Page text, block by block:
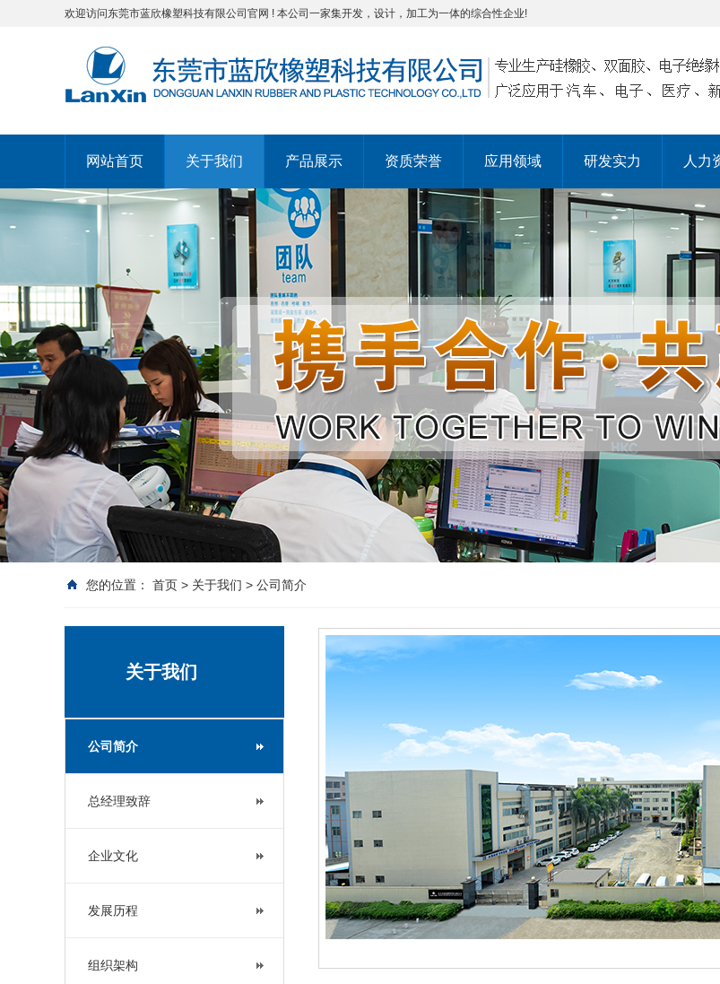
欢迎访问东莞市蓝欣橡塑科技有限公司官网 ! 本公司一家集开发，设计，加工为一体的综合性企业!
网站首页 关于我们 产品展示 资质荣誉 应用领域 研发实力 人力
您的位置： 首页 > 关于我们 > 公司简介
关于我们
公司简介
总经理致辞
企业文化
发展历程
组织架构